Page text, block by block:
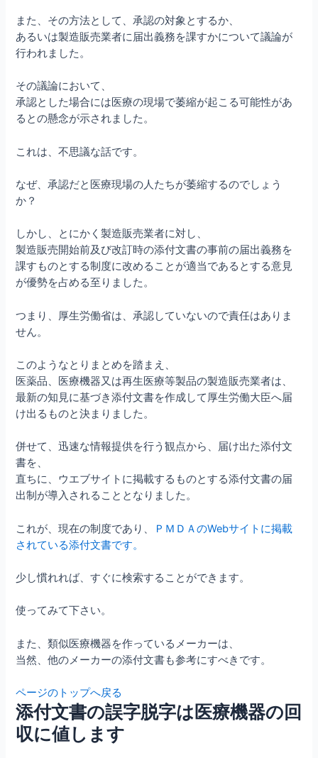
また、その方法として、承認の対象とするか、
あるいは製造販売業者に届出義務を課すかについて議論が
行われました。
その議論において、
承認とした場合には医療の現場で萎縮が起こる可能性があ
るとの懸念が示されました。
これは、不思議な話です。
なぜ、承認だと医療現場の人たちが萎縮するのでしょう
か？
しかし、とにかく製造販売業者に対し、
製造販売開始前及び改訂時の添付文書の事前の届出義務を
課すものとする制度に改めることが適当であるとする意見
が優勢を占める至りました。
つまり、厚生労働省は、承認していないので責任はありま
せん。
このようなとりまとめを踏まえ、
医薬品、医療機器又は再生医療等製品の製造販売業者は、
最新の知見に基づき添付文書を作成して厚生労働大臣へ届
け出るものと決まりました。
併せて、迅速な情報提供を行う観点から、届け出た添付文
書を、
直ちに、ウエブサイトに掲載するものとする添付文書の届
出制が導入されることとなりました。
これが、現在の制度であり、
ＰＭＤＡのWebサイトに掲載
されている添付文書です。
少し慣れれば、すぐに検索することができます。
使ってみて下さい。
また、類似医療機器を作っているメーカーは、
当然、他のメーカーの添付文書も参考にすべきです。
ページのトップへ戻る
添付文書の誤字脱字は医療機器の回
収に値します